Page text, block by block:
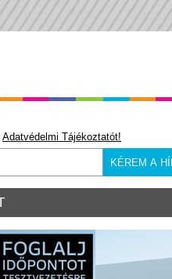
Adatvédelmi Tájékoztatót!